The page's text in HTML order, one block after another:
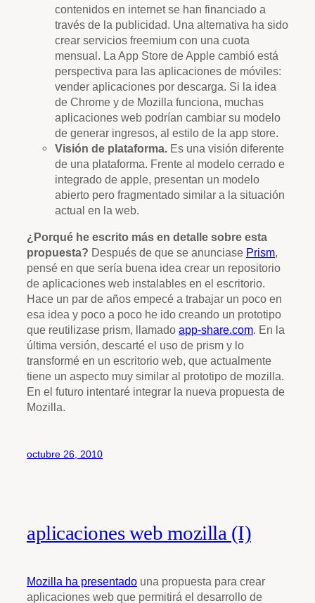
contenidos en internet se han financiado a
través de la publicidad. Una alternativa ha sido
crear servicios freemium con una cuota
mensual. La App Store de Apple cambió está
perspectiva para las aplicaciones de móviles:
vender aplicaciones por descarga. Si la idea
de Chrome y de Mozilla funciona, muchas
aplicaciones web podrían cambiar su modelo
de generar ingresos, al estilo de la app store.
Visión de plataforma. Es una visión diferente
de una plataforma. Frente al modelo cerrado e
integrado de apple, presentan un modelo
abierto pero fragmentado similar a la situación
actual en la web.
¿Porqué he escrito más en detalle sobre esta
propuesta? Después de que se anunciase Prism,
pensé en que sería buena idea crear un repositorio
de aplicaciones web instalables en el escritorio.
Hace un par de años empecé a trabajar un poco en
esa idea y poco a poco he ido creando un prototipo
que reutilizase prism, llamado app-share.com. En la
última versión, descarté el uso de prism y lo
transformé en un escritorio web, que actualmente
tiene un aspecto muy similar al prototipo de mozilla.
En el futuro intentaré integrar la nueva propuesta de
Mozilla.
octubre 26, 2010
aplicaciones web mozilla (I)
Mozilla ha presentado una propuesta para crear
aplicaciones web que permitirá el desarrollo de